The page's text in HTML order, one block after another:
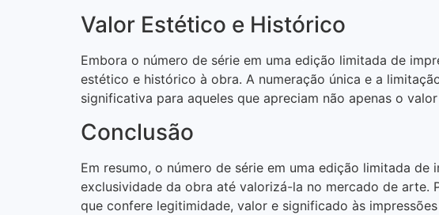
Valor Estético e Histórico
Embora o número de série em uma edição limitada de
estético e histórico à obra. A numeração única e a
significativa para aqueles que apreciam não apenas o
Conclusão
Em resumo, o número de série em uma edição limitada
exclusividade da obra até valorizá-la no mercado de arte.
que confere legitimidade, valor e significado às